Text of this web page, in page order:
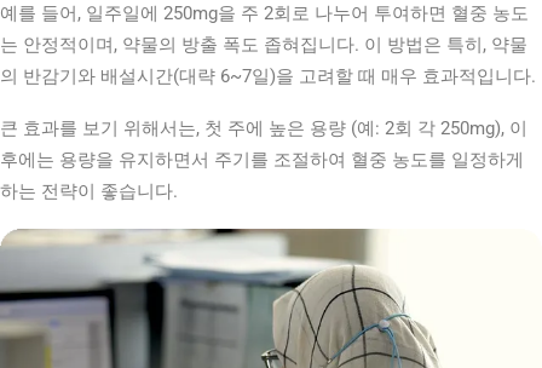
예를 들어, 일주일에 250mg을 주 2회로 나누어 투여하면 혈중 농도
는 안정적이며, 약물의 방출 폭도 좁혀집니다. 이 방법은 특히, 약물
의 반감기와 배설시간(대략 6~7일)을 고려할 때 매우 효과적입니다.
큰 효과를 보기 위해서는, 첫 주에 높은 용량 (예: 2회 각 250mg), 이
후에는 용량을 유지하면서 주기를 조절하여 혈중 농도를 일정하게
하는 전략이 좋습니다.